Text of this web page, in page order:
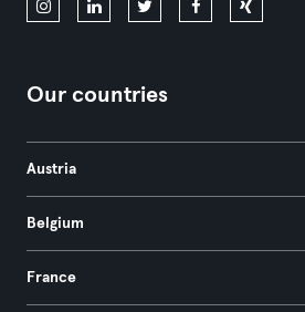
Our countries
Austria
Belgium
France